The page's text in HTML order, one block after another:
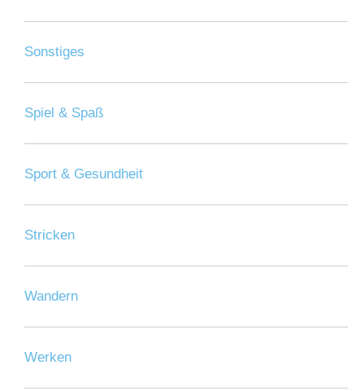
Sonstiges
Spiel & Spaß
Sport & Gesundheit
Stricken
Wandern
Werken